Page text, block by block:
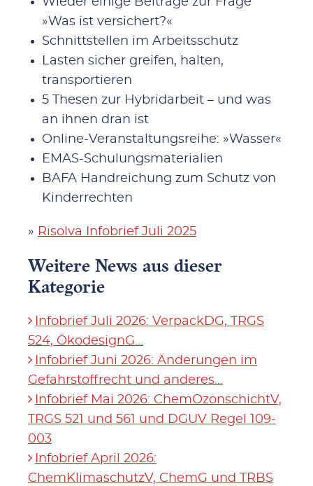
»Was ist versichert?«
Schnittstellen im Arbeitsschutz
Lasten sicher greifen, halten,
transportieren
5 Thesen zur Hybridarbeit – und was
an ihnen dran ist
Online-Veranstaltungsreihe: »Wasser«
EMAS-Schulungsmaterialien
BAFA Handreichung zum Schutz von
Kinderrechten
» Risolva Infobrief Juli 2025
Weitere News aus dieser
Kategorie
Infobrief Juli 2026: VerpackDG, TRGS
524, ÖkodesignG...
Infobrief Juni 2026: Änderungen im
Gefahrstoffrecht und anderes...
Infobrief Mai 2026: ChemOzonschichtV,
TRGS 521 und 561 und DGUV Regel 109-
003
Infobrief April 2026:
ChemKlimaschutzV, ChemG und TRBS